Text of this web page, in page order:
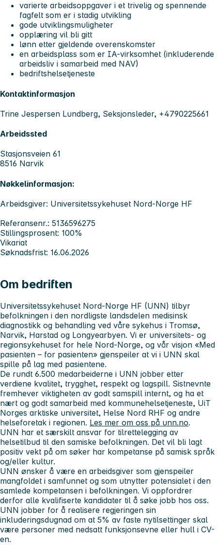
varierte arbeidsoppgaver i et trivelig og spennende
fagfelt som er i stadig utvikling
gode utviklingsmuligheter
opplæring vil bli gitt
lønn etter gjeldende overenskomster
en arbeidsplass som er IA-virksomhet (inkluderende
arbeidsliv i samarbeid med NAV)
bedriftshelsetjeneste
Kontaktinformasjon
Trine Jespersen Lundberg, Seksjonsleder, +4790225661
Arbeidssted
Stasjonsveien 61
8516 Narvik
Nøkkelinformasjon:
Arbeidsgiver: Universitetssykehuset Nord-Norge HF
Referansenr.: 5136596275
Stillingsprosent: 100%
Vikariat
Søknadsfrist: 16.06.2026
Om bedriften
Universitetssykehuset Nord-Norge HF (UNN) tilbyr
befolkningen i den nordligste landsdelen medisinsk
diagnostikk og behandling ved våre sykehus i Tromsø,
Narvik, Harstad og Longyearbyen. Vi er universitets- og
regionsykehuset for hele Nord-Norge, og vår visjon «Med
pasienten – for pasienten» gjenspeiler at vi i UNN skal
spille på lag med pasientene.
De rundt 6.500 medarbeiderne i UNN jobber etter
verdiene kvalitet, trygghet, respekt og lagspill. Sistnevnte
fremhever viktigheten av godt samspill internt, og ha et
nært og godt samarbeid med kommunehelsetjeneste, UiT
Norges arktiske universitet, Helse Nord RHF og andre
helseforetak i regionen. Les mer om oss på unn.no.
UNN har et særskilt ansvar for tilrettelegging av
helsetilbud til den samiske befolkningen. Det vil bli lagt
positiv vekt på om søker har kompetanse på samisk språk
og/eller kultur.
UNN ønsker å være en arbeidsgiver som gjenspeiler
mangfoldet i samfunnet og som utnytter potensialet i den
samlede kompetansen i befolkningen. Vi oppfordrer
derfor alle kvalifiserte kandidater til å søke jobb hos oss.
UNN jobber for å realisere regjeringen sin
inkluderingsdugnad om at 5% av faste nytilsettinger skal
være personer med nedsatt funksjonsevne eller hull i CV-
en.